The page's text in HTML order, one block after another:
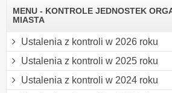
MENU - KONTROLE JEDNOSTEK
MIASTA
Ustalenia z kontroli w 2026 roku
Ustalenia z kontroli w 2025 roku
Ustalenia z kontroli w 2024 roku